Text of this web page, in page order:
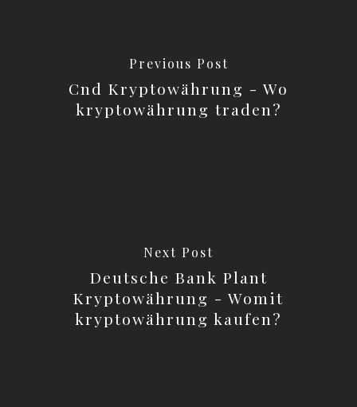
Previous Post
Cnd Kryptowährung - Wo
kryptowährung traden?
Next Post
Deutsche Bank Plant
Kryptowährung - Womit
kryptowährung kaufen?